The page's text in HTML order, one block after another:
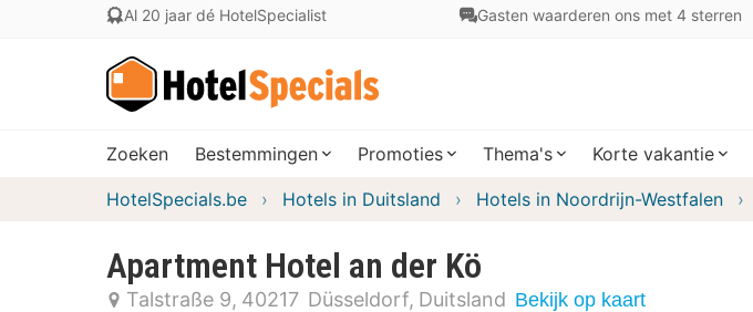
Al 20 jaar dé HotelSpecialist Gasten waarderen ons met 4 sterren
Zoeken Bestemmingen Promoties Thema's Korte vakantie
HotelSpecials.be Hotels in Duitsland Hotels in Noordrijn-Westfalen
Apartment Hotel an der Kö
Talstraße 9 40217 Düsseldorf Duitsland Bekijk op kaart